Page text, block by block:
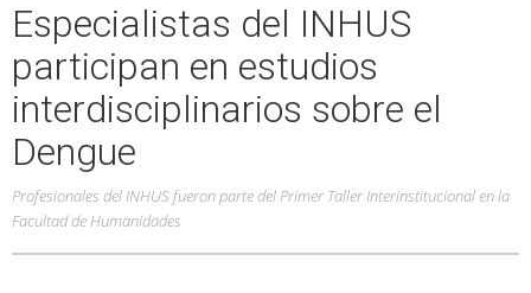
Especialistas del INHUS
participan en estudios
interdisciplinarios sobre el
Dengue
Profesionales del INHUS fueron parte del Primer Taller Interinstitucional en la
Facultad de Humanidades